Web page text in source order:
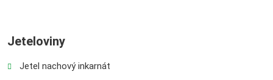
Jeteloviny
Jetel nachový inkarnát